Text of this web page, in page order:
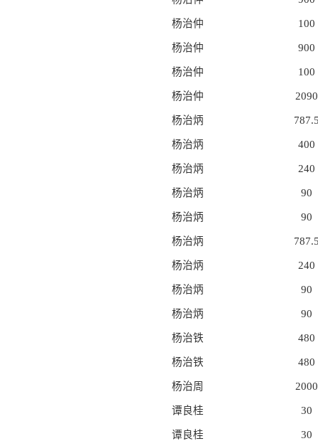
杨治仲 100
杨治仲 900
杨治仲 100
杨治仲 2090
杨治炳
杨治炳 400
杨治炳 240
杨治炳 90
杨治炳 90
杨治炳
杨治炳 240
杨治炳 90
杨治炳 90
杨治铁 480
杨治铁 480
杨治周 2000
谭良桂 30
谭良桂 30